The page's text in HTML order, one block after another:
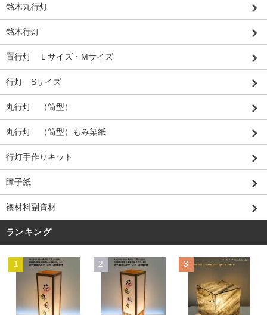
銘木丸行灯
銘木行灯
置行灯 Ｌサイズ・Mサイズ
行灯 Sサイズ
丸行灯 （筒型）
丸行灯 （筒型）もみ染紙
行灯手作りキット
障子紙
襖材料副資材
ランキング
1 2 3